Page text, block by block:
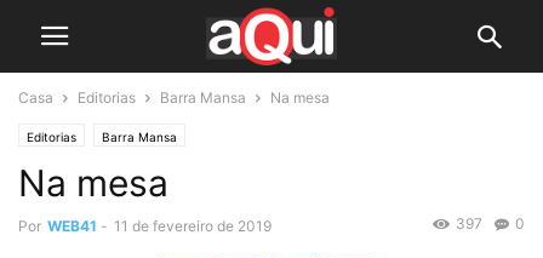
Casa Editorias Barra Mansa Na mesa
Editorias Barra Mansa
Na mesa
Por WEB41 - 11 de fevereiro de 2019 0
397